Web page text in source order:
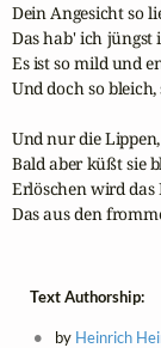
Dein Angesicht so
Das hab' ich jüngst
Es ist so mild und
Und doch so
Und nur die
Bald aber küßt sie
Erlöschen wird
Das aus den
Text Authorship:
by Heinrich